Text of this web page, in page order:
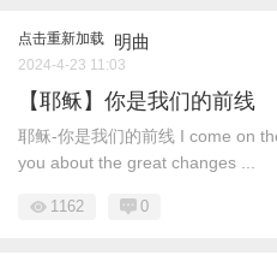
点击重新加载 明曲
2024-4-23 11:03
【耶稣】你是我们的前线
耶稣-你是我们的前线 I come on
you about the great changes ...
1162 0